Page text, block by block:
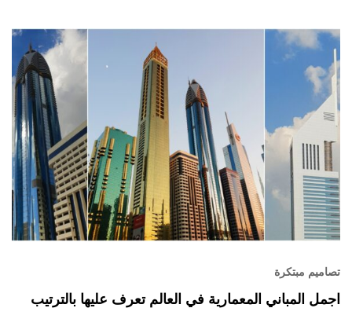
تصاميم مبتكرة
اجمل المباني المعمارية في العالم تعرف عليها بالترتيب